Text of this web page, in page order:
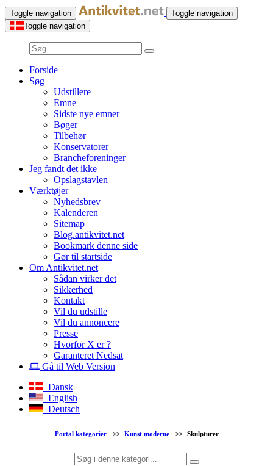
Toggle navigation
Toggle navigation
Toggle navigation
Forside
Søg
Udstillere
Emne
Sidste nye emner
Bøger
Tilbehør
Konservatorer
Brancheforeninger
Jeg fandt det ikke
Opslagstavlen
Værktøjer
Nyhedsbrev
Kalenderen
Sitemap
Blog.antikvitet.net
Bookmark denne side
Gør til startside
Om Antikvitet.net
Sådan virker det
Sikkerhed
Kontakt
Vil du udstille
Vil du annoncere
Presse
Hvorfor X er ?
Garanteret Nedsat
Gå til Web Version
Dansk
English
Deutsch
Portal kategorier >> Kunst moderne >> Skulpturer